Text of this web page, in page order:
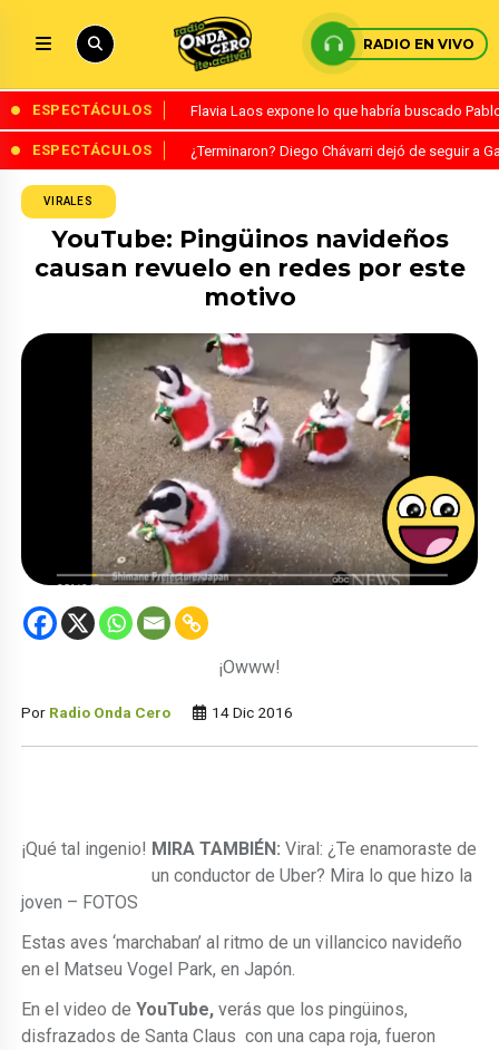
RADIO EN VIVO
ESPECTÁCULOS Flavia Laos expone lo que habría buscado
ESPECTÁCULOS ¿Terminaron? Diego Chávarri dejó de seguir a
VIRALES
YouTube: Pingüinos navideños
causan revuelo en redes por este
motivo
¡Owww!
Por Radio Onda Cero 14 Dic 2016
¡Qué tal ingenio! MIRA TAMBIÉN: Viral: ¿Te enamoraste de
un conductor de Uber? Mira lo que hizo la
joven – FOTOS
Estas aves ‘marchaban’ al ritmo de un villancico navideño
en el Matseu Vogel Park, en Japón.
En el video deYouTube,verás que los pingüinos,
disfrazados de Santa Claus con una capa roja, fueron